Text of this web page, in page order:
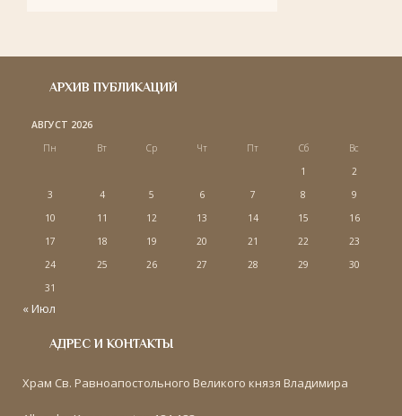
АРХИВ ПУБЛИКАЦИЙ
АВГУСТ 2026
Пн
Вт Ср Чт Пт Сб
Вс
1
2
3
4 5 6 7 8
9
10
11 12 13 14 15
16
17
18 19 20 21 22
23
24
25 26 27 28 29
30
31
« Июл
АДРЕС И КОНТАКТЫ
Храм Св. Равноапостольного Великого князя Владимира